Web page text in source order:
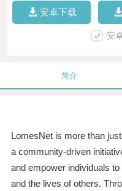
安卓下载
安
简介
LomesNet is more than
a community-driven
and empower individuals
and the lives of others.